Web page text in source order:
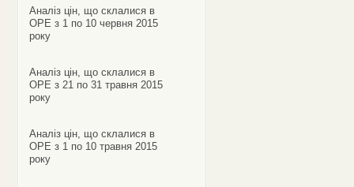
Аналіз цін, що склалися в
ОРЕ з 1 по 10 червня 2015
року
Аналіз цін, що склалися в
ОРЕ з 21 по 31 травня 2015
року
Аналіз цін, що склалися в
ОРЕ з 1 по 10 травня 2015
року